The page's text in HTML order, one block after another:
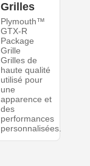
Grilles
Plymouth™
GTX-R
Package
Grille
Grilles de
haute qualité
utilisé pour
une
apparence et
des
performances
personnalisées.